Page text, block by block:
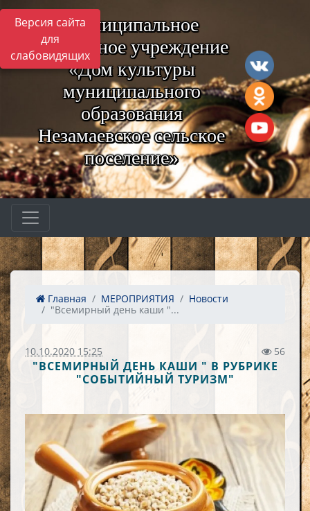
Версия сайта
для
слабовидящих
Муниципальное
бюджетное учреждение
«Дом культуры
муниципального
образования
Незамаевское сельское
поселение»
Главная МЕРОПРИЯТИЯ
Новости
"Всемирный день каши "...
10.10.2020 15:25 56
"ВСЕМИРНЫЙ ДЕНЬ КАШИ " В РУБРИКЕ
"СОБЫТИЙНЫЙ ТУРИЗМ"